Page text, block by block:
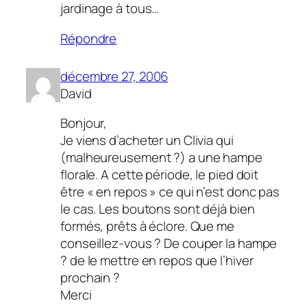
jardinage à tous…
Répondre
décembre 27, 2006
David
Bonjour,
Je viens d’acheter un Clivia qui
(malheureusement ?) a une hampe
florale. A cette période, le pied doit
être « en repos » ce qui n’est donc pas
le cas. Les boutons sont déjà bien
formés, prêts à éclore. Que me
conseillez-vous ? De couper la hampe
? de le mettre en repos que l’hiver
prochain ?
Merci